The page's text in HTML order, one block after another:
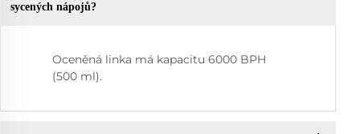
sycených nápojů?
Oceněná linka má kapacitu 6000 BPH
(500 ml).